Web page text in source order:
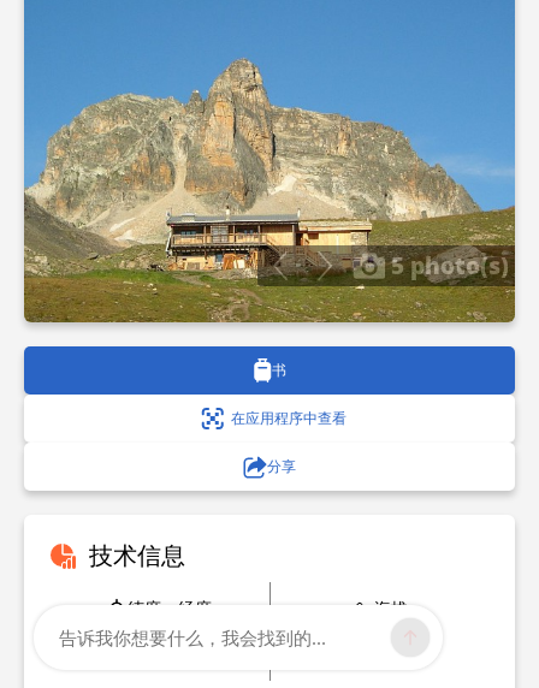
5 photo(s)
书
在应用程序中查看
分享
技术信息
纬度，经度
45.123452
海拔
告诉我你想要什么，我会找到的...